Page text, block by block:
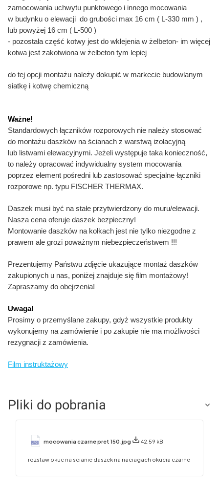
zamocowania uchwytu punktowego i innego mocowania
w budynku o elewacji do grubości max 16 cm ( L-330 mm ) ,
lub powyżej 16 cm ( L-500 )
- pozostała część kotwy jest do wklejenia w żelbeton- im więcej
kotwa jest zakotwiona w żelbeton tym lepiej
do tej opcji montażu należy dokupić w markecie budowlanym
siatkę i kotwę chemiczną
Ważne!
Standardowych łączników rozporowych nie należy stosować
do montażu daszków na ścianach z warstwą izolacyjną
lub listwami elewacyjnymi. Jeżeli występuje taka konieczność,
to należy opracować indywidualny system mocowania
poprzez element pośredni lub zastosować specjalne łączniki
rozporowe np. typu FISCHER THERMAX.
Daszek musi być na stałe przytwierdzony do muru/elewacji.
Nasza cena oferuje daszek bezpieczny!
Montowanie daszków na kołkach jest nie tylko niezgodne z
prawem ale grozi poważnym niebezpieczeństwem !!!
Prezentujemy Państwu zdjęcie ukazujące montaż daszków
zakupionych u nas, poniżej znajduje się film montażowy!
Zapraszamy do obejrzenia!
Uwaga!
Prosimy o przemyślane zakupy, gdyż wszystkie produkty
wykonujemy na zamówienie i po zakupie nie ma możliwości
rezygnacji z zamówienia.
Film instruktażowy
Pliki do pobrania
mocowania czarne pret 150.jpg 42.59 kB
rozstaw okuc na scianie daszek na naciagach okucia czarne